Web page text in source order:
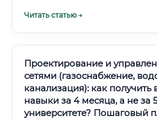
Читать статью →
Проектирование и
сетями (газоснабжение,
канализация): как
навыки за 4 месяца, а не за
университете? Пошаговый